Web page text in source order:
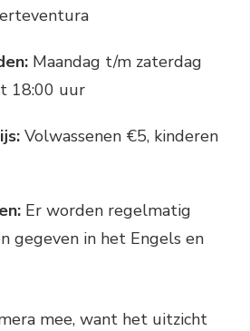
Maandag t/m zaterdag
18:00 uur
Volwassenen €5, kinderen
Er worden regelmatig
gegeven in het Engels en
mee, want het uitzicht